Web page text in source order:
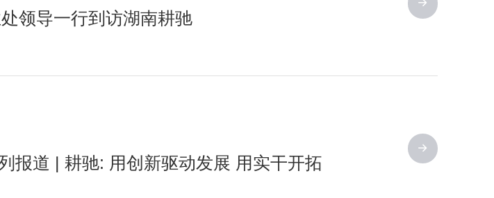
领导一行到访湖南耕驰
报道 | 耕驰: 用创新驱动发展 用实干开拓